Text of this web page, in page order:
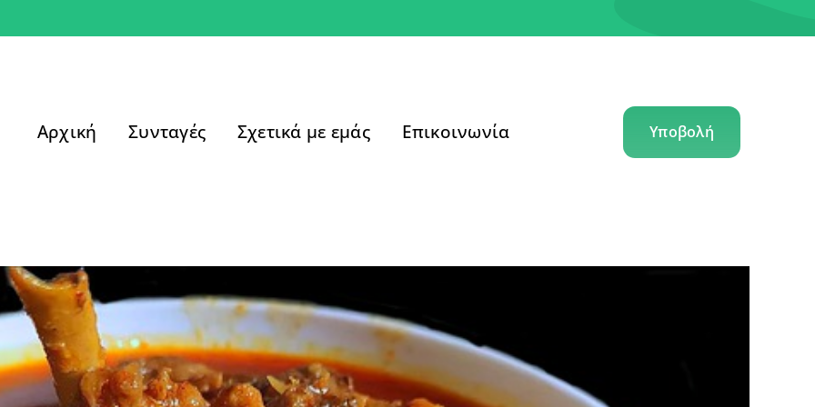
Αρχική Συνταγές Σχετικά με εμάς Επικοινωνία Υποβολή